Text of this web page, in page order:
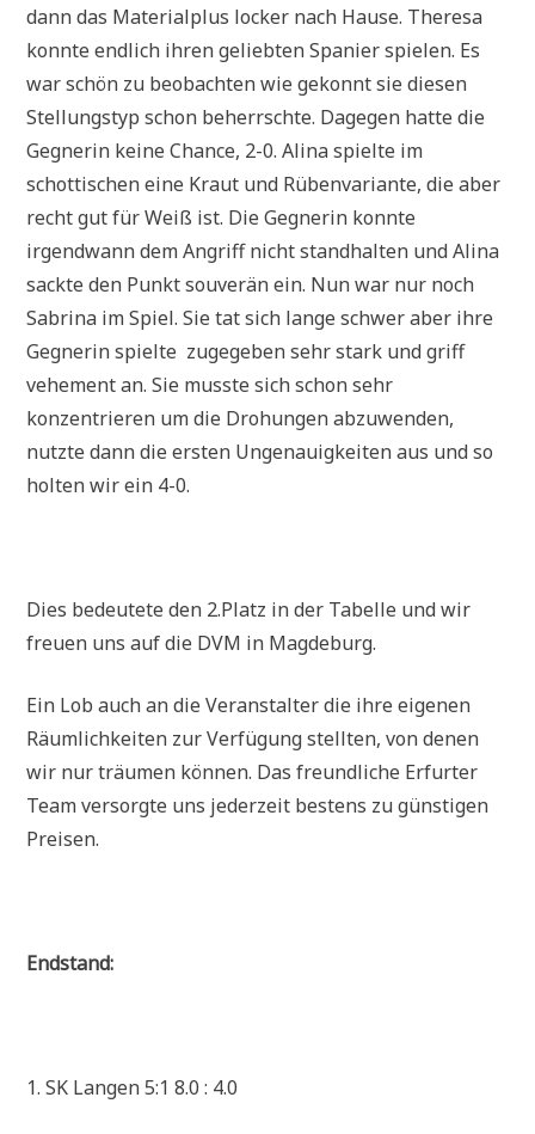
dann das Materialplus locker nach Hause. Theresa
konnte endlich ihren geliebten Spanier spielen. Es
war schön zu beobachten wie gekonnt sie diesen
Stellungstyp schon beherrschte. Dagegen hatte die
Gegnerin keine Chance, 2-0. Alina spielte im
schottischen eine Kraut und Rübenvariante, die aber
recht gut für Weiß ist. Die Gegnerin konnte
irgendwann dem Angriff nicht standhalten und Alina
sackte den Punkt souverän ein. Nun war nur noch
Sabrina im Spiel. Sie tat sich lange schwer aber ihre
Gegnerin spielte zugegeben sehr stark und griff
vehement an. Sie musste sich schon sehr
konzentrieren um die Drohungen abzuwenden,
nutzte dann die ersten Ungenauigkeiten aus und so
holten wir ein 4-0.
Dies bedeutete den 2.Platz in der Tabelle und wir
freuen uns auf die DVM in Magdeburg.
Ein Lob auch an die Veranstalter die ihre eigenen
Räumlichkeiten zur Verfügung stellten, von denen
wir nur träumen können. Das freundliche Erfurter
Team versorgte uns jederzeit bestens zu günstigen
Preisen.
Endstand:
1. SK Langen 5:1 8.0 : 4.0